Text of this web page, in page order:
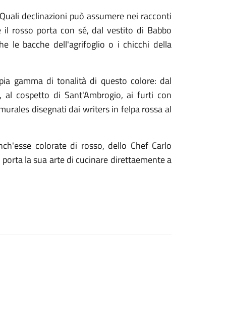
declinazioni può assumere nei racconti
rosso porta con sé, dal vestito di Babbo
le bacche dell'agrifoglio o i chicchi della
gamma di tonalità di questo colore: dal
al cospetto di Sant'Ambrogio, ai furti con
disegnati dai writers in felpa rossa al
colorate di rosso, dello Chef Carlo
la sua arte di cucinare direttaemente a